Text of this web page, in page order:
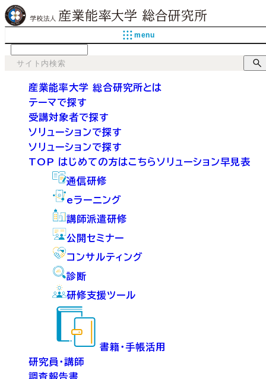
menu
産業能率大学 総合研究所とは
テーマで探す
受講対象者で探す
ソリューションで探す
ソリューションで探す
TOP はじめての方はこちらソリューション早見表
通信研修
eラーニング
講師派遣研修
公開セミナー
コンサルティング
診断
研修支援ツール
書籍・手帳活用
研究員・講師
調査報告書